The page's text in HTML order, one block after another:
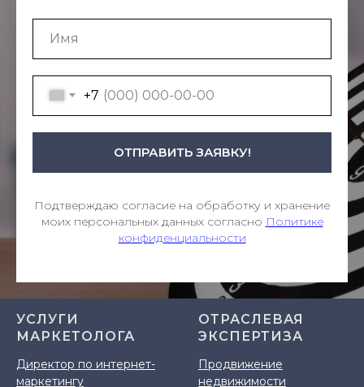
+7
ОТПРАВИТЬ ЗАЯВКУ!
Подтверждаю согласие на обработку и хранение
моих персональных данных согласно Политике
конфиденциальности
УСЛУГИ
МАРКЕТОЛОГА
Директор по интернет-
маркетингу
ОТРАСЛЕВАЯ
ЭКСПЕРТИЗА
Продвижение
недвижимости